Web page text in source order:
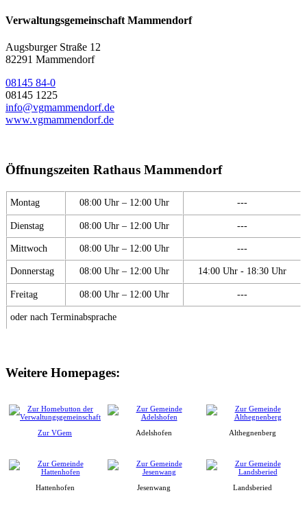
Verwaltungsgemeinschaft Mammendorf
Augsburger Straße 12
82291 Mammendorf
08145 84-0
08145 1225
info@vgmammendorf.de
www.vgmammendorf.de
Öffnungszeiten Rathaus Mammendorf
Montag 08:00 Uhr – 12:00 Uhr ---
Dienstag 08:00 Uhr – 12:00 Uhr ---
Mittwoch 08:00 Uhr – 12:00 Uhr ---
Donnerstag 08:00 Uhr – 12:00 Uhr 14:00 Uhr - 18:30 Uhr
Freitag 08:00 Uhr – 12:00 Uhr ---
oder nach Terminabsprache
Weitere Homepages:
Zur VGem Adelshofen Althegnenberg
Hattenhofen Jesenwang Landsberied